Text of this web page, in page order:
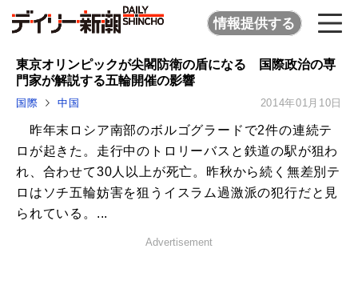
情報提供する
東京オリンピックが尖閣防衛の盾になる 国際政治の専
門家が解説する五輪開催の影響
国際 中国 2014年01月10日
昨年末ロシア南部のボルゴグラードで2件の連続テ
ロが起きた。走行中のトロリーバスと鉄道の駅が狙わ
れ、合わせて30人以上が死亡。昨秋から続く無差別テ
ロはソチ五輪妨害を狙うイスラム過激派の犯行だと見
られている。...
Advertisement